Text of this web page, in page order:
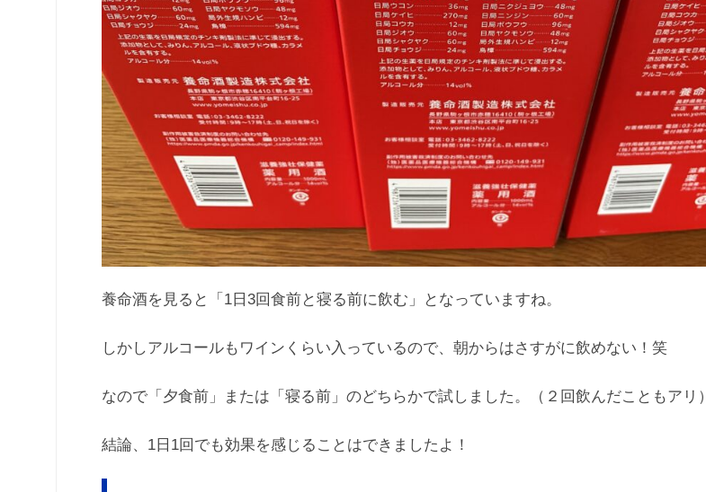
養命酒を見ると「1日3回食前と寝る前に飲む」となっていますね。
しかしアルコールもワインくらい入っているので、朝からはさすがに飲めない！笑
なので「夕食前」または「寝る前」のどちらかで試しました。（２回飲んだこともアリ）
結論、1日1回でも効果を感じることはできましたよ！